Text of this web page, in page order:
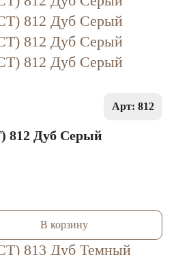
Арт: 812
812 Дуб Серый
В корзину